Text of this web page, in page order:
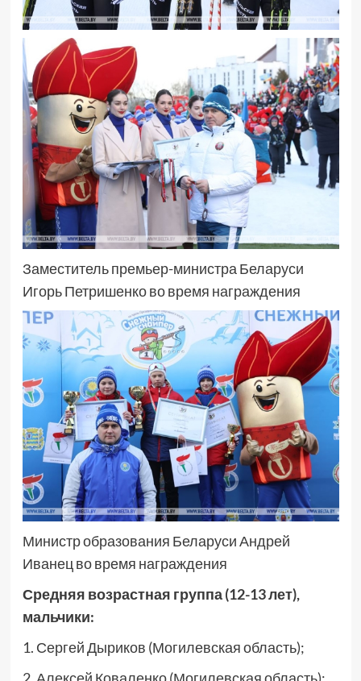
Заместитель премьер-министра Беларуси
Игорь Петришенко во время награждения
Министр образования Беларуси Андрей
Иванец во время награждения
Средняя возрастная группа (12-13 лет),
мальчики:
1. Сергей Дыриков (Могилевская область);